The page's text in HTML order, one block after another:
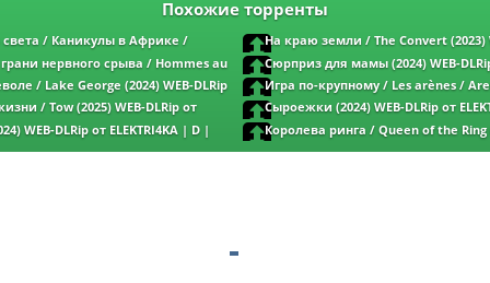
Похожие торренты
/ Каникулы в Африке /
Malawas (2019) WEB-DLRip от
На краю земли / The Convert (2023)
ELEKTRI4KA | D
нервного срыва / Hommes au
(2022) WEB-DLRip от ELEKTRI4KA
Сюрприз для мамы (2024) WEB-DLRip
/ Lake George (2024) WEB-DLRip
| ReVoice Media
Игра по-крупному / Les arènes /
DLRip-AVC от ELEKTRI4KA | P | Кипарис
/ Tow (2025) WEB-DLRip от
Сыроежки (2024) WEB-DLRip от
КиноПоиск HD
WEB-DLRip от ELEKTRI4KA | D |
Королева ринга / Queen of the Ring
DLRip от ELEKTRI4KA | D | КиноПоиск HD